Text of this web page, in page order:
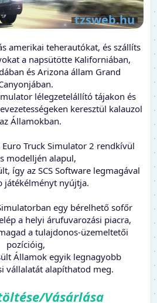
amerikai teherautókat, és szállíts
a napsütötte Kaliforniában,
és Arizona állam Grand
lélegzetelállító tájakon és
keresztül kalauzol
Államokban.
Truck Simulator 2 rendkívül
modelljén alapul,
így az SCS Software legmagával
játékélményt nyújtja.
egy bérelhető sofőr
a helyi árufuvarozási piacra,
a tulajdonos-üzemeltetői
pozícióig,
Államok egyik legnagyobb
vállalatát alapíthatod meg.
Vásárlása